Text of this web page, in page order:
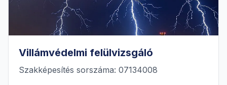
Villámvédelmi felülvizsgáló
Szakképesítés sorszáma: 07134008